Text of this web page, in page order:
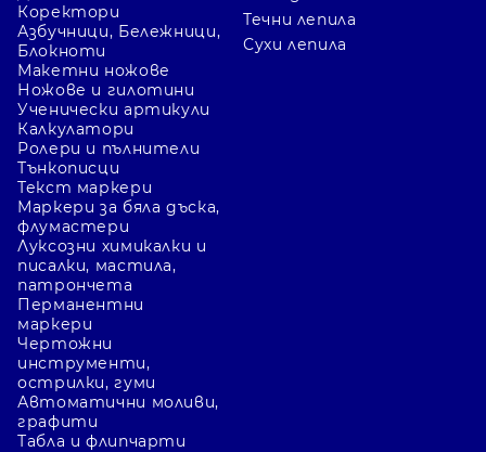
Коректори
Азбучници, Бележници,
Блокноти
Течни лепила
Сухи лепила
Макетни ножове
Ножове и гилотини
Ученически артикули
Калкулатори
Ролери и пълнители
Тънкописци
Текст маркери
Маркери за бяла дъска,
флумастери
Луксозни химикалки и
писалки, мастила,
патрончета
Перманентни
маркери
Чертожни
инструменти,
острилки, гуми
Автоматични моливи,
графити
Табла и флипчарти